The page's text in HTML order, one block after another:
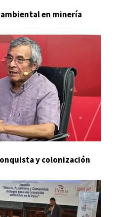
en minería
y colonización